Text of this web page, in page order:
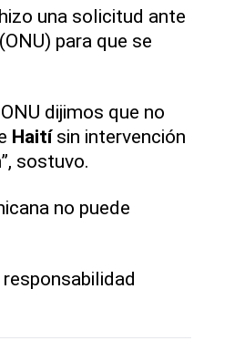
una solicitud ante
para que se
dijimos que no
Haitísin intervención
sostuvo.
no puede